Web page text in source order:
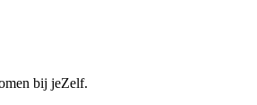
bij jeZelf.